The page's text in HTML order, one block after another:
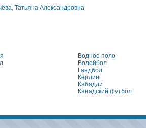
Татьяна Александровна
Водное поло
Волейбол
Гандбол
Кёрлинг
Кабадди
Канадский футбол